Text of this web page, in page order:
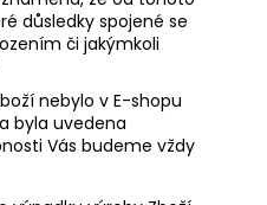
důsledky spojené se
či jakýmkoli
nebylo v E-shopu
byla uvedena
Vás budeme vždy